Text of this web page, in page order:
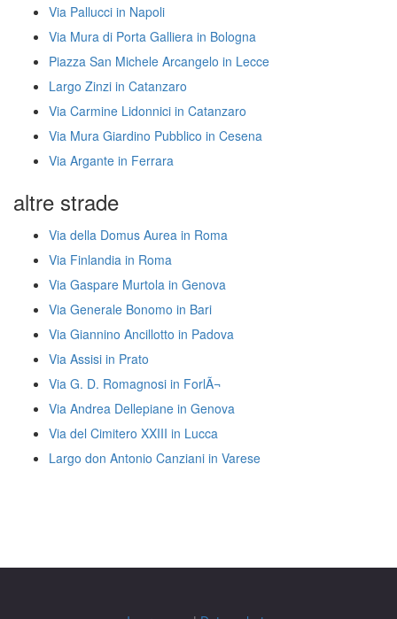
Via Pallucci in Napoli
Via Mura di Porta Galliera in Bologna
Piazza San Michele Arcangelo in Lecce
Largo Zinzi in Catanzaro
Via Carmine Lidonnici in Catanzaro
Via Mura Giardino Pubblico in Cesena
Via Argante in Ferrara
altre strade
Via della Domus Aurea in Roma
Via Finlandia in Roma
Via Gaspare Murtola in Genova
Via Generale Bonomo in Bari
Via Giannino Ancillotto in Padova
Via Assisi in Prato
Via G. D. Romagnosi in ForlÃ¬
Via Andrea Dellepiane in Genova
Via del Cimitero XXIII in Lucca
Largo don Antonio Canziani in Varese